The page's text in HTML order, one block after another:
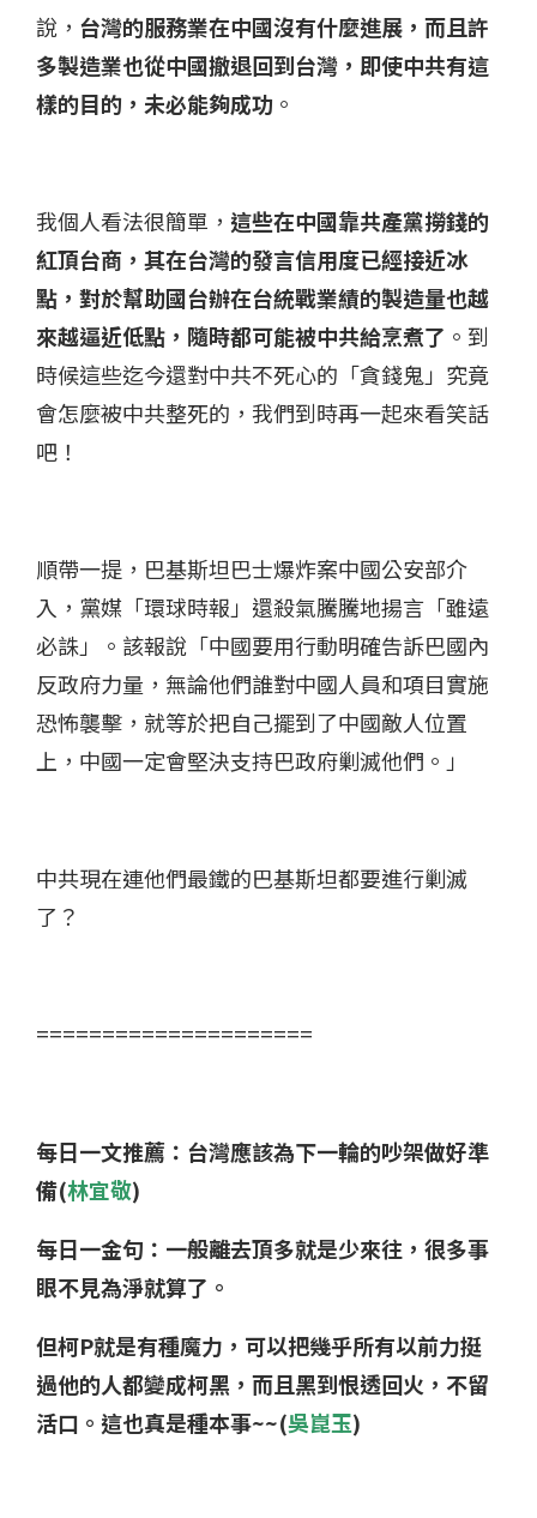
說， 台灣的服務業在中國沒有什麼進展，而且許
多製造業也從中國撤退回到台灣，即使中共有這
樣的目的，未必能夠成功 。
我個人看法很簡單， 這些在中國靠共產黨撈錢的
紅頂台商，其在台灣的發言信用度已經接近冰
點，對於幫助國台辦在台統戰業績的製造量也越
來越逼近低點，隨時都可能被中共給烹煮了 。到
時候這些迄今還對中共不死心的「貪錢鬼」究竟
會怎麼被中共整死的，我們到時再一起來看笑話
吧！
順帶一提，巴基斯坦巴士爆炸案中國公安部介
入，黨媒「環球時報」還殺氣騰騰地揚言「雖遠
必誅」。該報說「中國要用行動明確告訴巴國內
反政府力量，無論他們誰對中國人員和項目實施
恐怖襲擊，就等於把自己擺到了中國敵人位置
上，中國一定會堅決支持巴政府剿滅他們。」
中共現在連他們最鐵的巴基斯坦都要進行剿滅
了？
=====================
每日一文推薦： 台灣應該為下一輪的吵架做好準
備(林宜敬)
每日一金句：一般離去頂多就是少來往，很多事
眼不見為淨就算了。
但柯P就是有種魔力，可以把幾乎所有以前力挺
過他的人都變成柯黑，而且黑到恨透回火，不留
活口。這也真是種本事~~(吳崑玉)